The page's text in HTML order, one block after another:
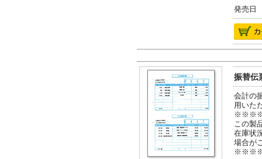
発売日
振替伝
会計の
用いた
この製
在庫状
場合が